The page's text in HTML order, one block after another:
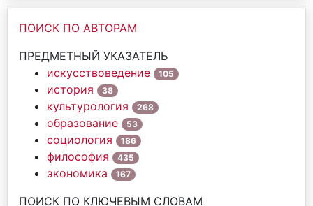
ПОИСК ПО АВТОРАМ
ПРЕДМЕТНЫЙ УКАЗАТЕЛЬ
искусствоведение
105
история 38
культурология 268
образование 53
социология 186
философия 435
экономика 167
ПОИСК ПО КЛЮЧЕВЫМ СЛОВАМ